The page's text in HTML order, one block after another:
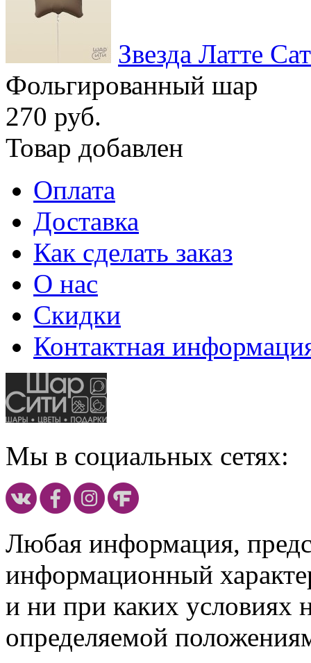
Звезда Латте
Фольгированный шар
270 руб.
Товар добавлен
Оплата
Доставка
Как сделать заказ
О нас
Скидки
Контактная
Мы в социальных сетях:
Любая информация,
информационный
и ни при каких условиях
определяемой